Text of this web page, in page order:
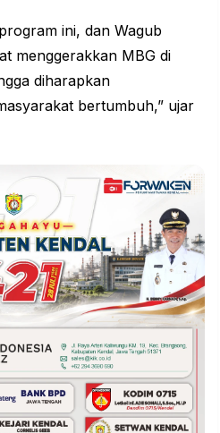
ini, dan Wagub
menggerakkan MBG di
diharapkan
bertumbuh,” ujar